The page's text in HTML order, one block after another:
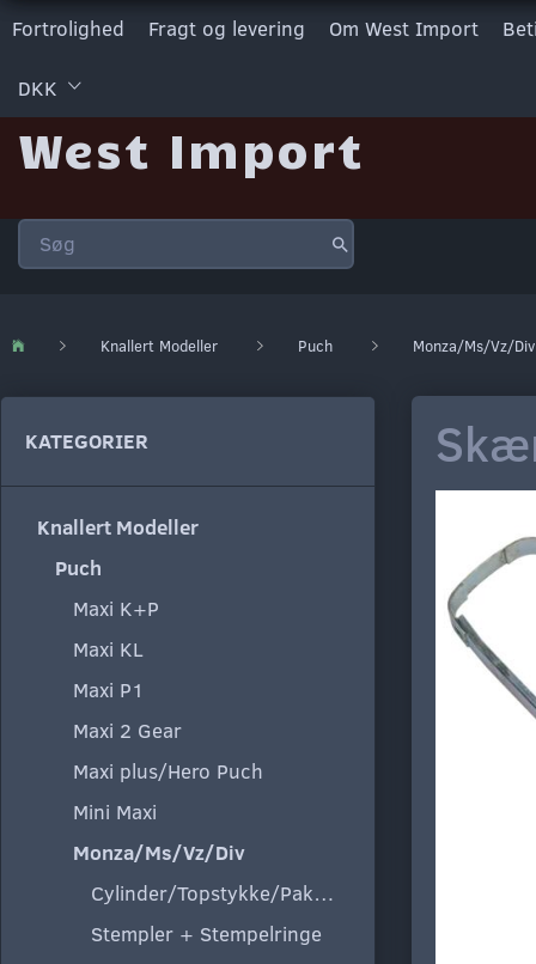
Fortrolighed Fragt og levering Om West Import
DKK
West Import
Knallert Modeller Puch Monza/Ms/Vz/Div
KATEGORIER
Knallert Modeller
Puch
Maxi K+P
Maxi KL
Maxi P1
Maxi 2 Gear
Maxi plus/Hero Puch
Mini Maxi
Monza/Ms/Vz/Div
Cylinder/Topstykke/Pakning
Stempler + Stempelringe